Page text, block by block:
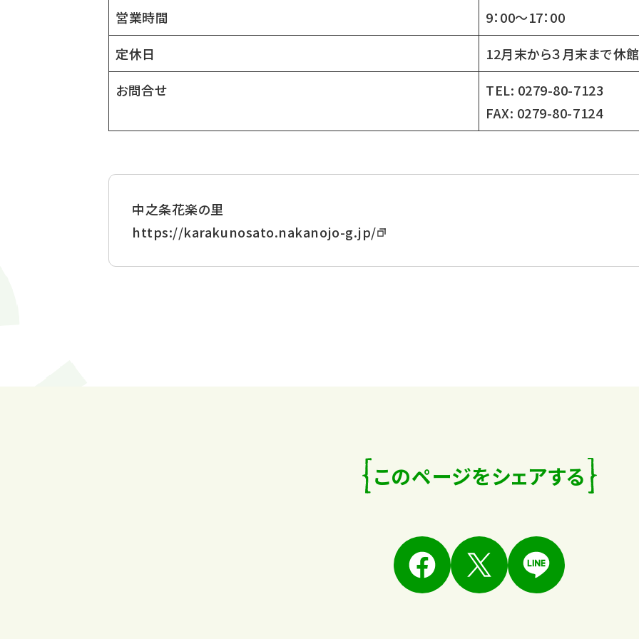
営業時間
9：00～17：00
定休日
12月末から３月末まで休
お問合せ
TEL: 0279-80-7123
FAX: 0279-80-7124
中之条花楽の里
https://karakunosato.nakanojo-g.jp/
このページをシェアする